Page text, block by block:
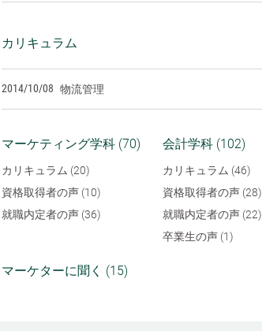
カリキュラム
2014/10/08 物流管理
マーケティング学科 (70)
カリキュラム (20)
資格取得者の声 (10)
就職内定者の声 (36)
会計学科 (102)
カリキュラム (46)
資格取得者の声 (28)
就職内定者の声 (22)
卒業生の声 (1)
マーケターに聞く (15)